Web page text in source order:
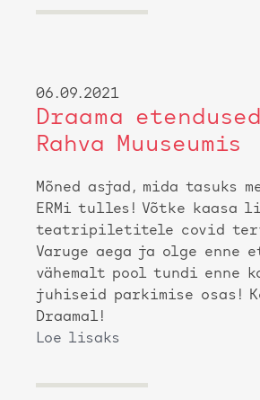
06.09.2021
Draama
Rahva Muuseumis
Mõned asjad, mida tasuks
ERMi tulles! Võtke kaasa
teatripiletitele covid
Varuge aega ja olge enne
vähemalt pool tundi enne
juhiseid parkimise osas!
Draamal!
Loe lisaks